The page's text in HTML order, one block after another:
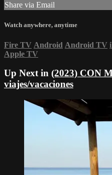
Share via Email
Watch anywhere, anytime
Fire TV Android Android TV
Apple TV
Up Next in (2023) CON
viajes/vacaciones